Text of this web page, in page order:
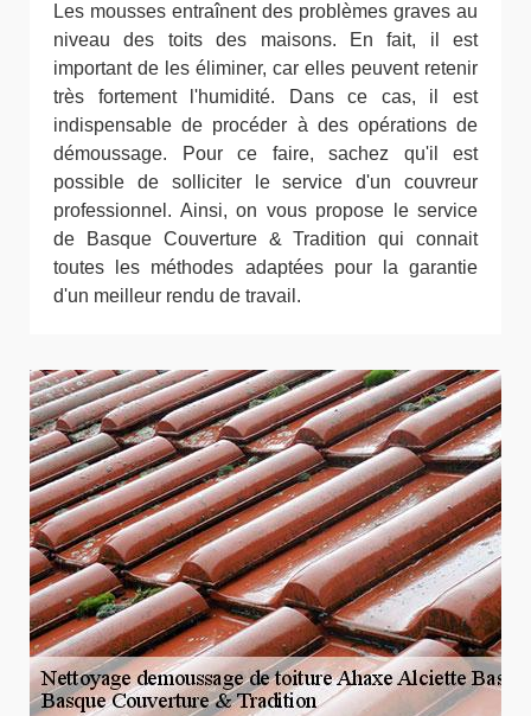
Les mousses entraînent des problèmes graves au
niveau des toits des maisons. En fait, il est
important de les éliminer, car elles peuvent retenir
très fortement l'humidité. Dans ce cas, il est
indispensable de procéder à des opérations de
démoussage. Pour ce faire, sachez qu'il est
possible de solliciter le service d'un couvreur
professionnel. Ainsi, on vous propose le service
de Basque Couverture & Tradition qui connait
toutes les méthodes adaptées pour la garantie
d'un meilleur rendu de travail.